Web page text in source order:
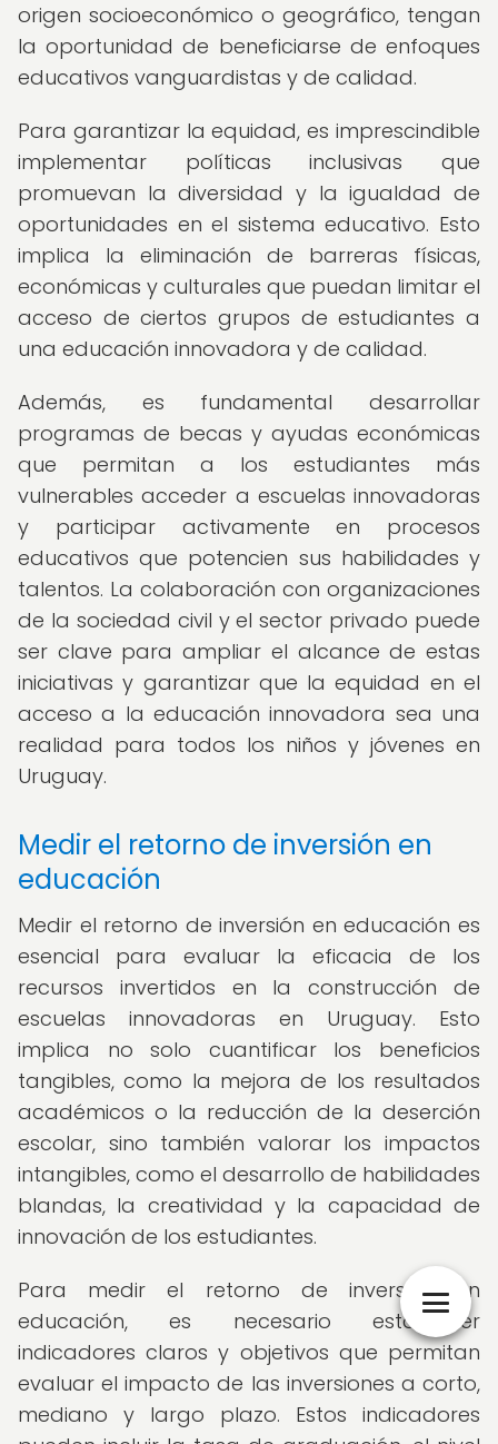
origen socioeconómico o geográfico, tengan
la oportunidad de beneficiarse de enfoques
educativos vanguardistas y de calidad.
Para garantizar la equidad, es imprescindible
implementar políticas inclusivas que
promuevan la diversidad y la igualdad de
oportunidades en el sistema educativo. Esto
implica la eliminación de barreras físicas,
económicas y culturales que puedan limitar el
acceso de ciertos grupos de estudiantes a
una educación innovadora y de calidad.
Además, es fundamental desarrollar
programas de becas y ayudas económicas
que permitan a los estudiantes más
vulnerables acceder a escuelas innovadoras
y participar activamente en procesos
educativos que potencien sus habilidades y
talentos. La colaboración con organizaciones
de la sociedad civil y el sector privado puede
ser clave para ampliar el alcance de estas
iniciativas y garantizar que la equidad en el
acceso a la educación innovadora sea una
realidad para todos los niños y jóvenes en
Uruguay.
Medir el retorno de inversión en
educación
Medir el retorno de inversión en educación es
esencial para evaluar la eficacia de los
recursos invertidos en la construcción de
escuelas innovadoras en Uruguay. Esto
implica no solo cuantificar los beneficios
tangibles, como la mejora de los resultados
académicos o la reducción de la deserción
escolar, sino también valorar los impactos
intangibles, como el desarrollo de habilidades
blandas, la creatividad y la capacidad de
innovación de los estudiantes.
Para medir el retorno de inversión en
educación, es necesario establecer
indicadores claros y objetivos que permitan
evaluar el impacto de las inversiones a corto,
mediano y largo plazo. Estos indicadores